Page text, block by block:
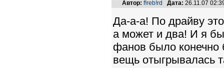
Автор: f!reb!rd Дата: 26.11.07
Да-а-а! По драйву
а может и два! И я
фанов было конечно
вещь отыгрывалась